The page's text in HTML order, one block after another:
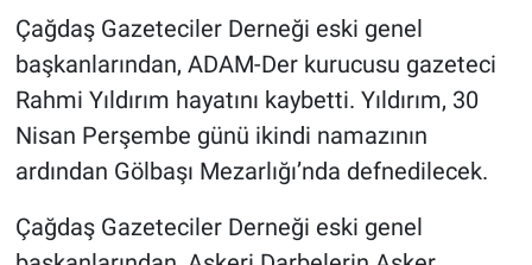
Çağdaş Gazeteciler Derneği eski genel
başkanlarından, ADAM-Der kurucusu gazeteci
Rahmi Yıldırım hayatını kaybetti. Yıldırım, 30
Nisan Perşembe günü ikindi namazının
ardından Gölbaşı Mezarlığı’nda defnedilecek.
Çağdaş Gazeteciler Derneği eski genel
Gündem Özel
Günün görüntüsü
Haber
İlan